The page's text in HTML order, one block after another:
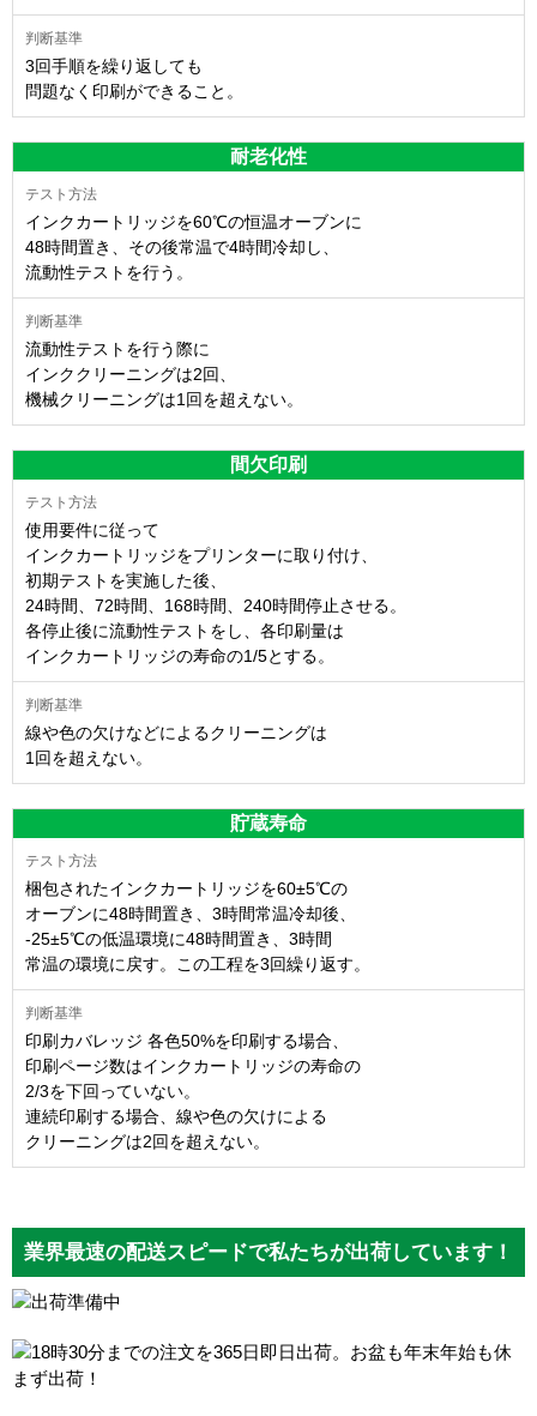
3回手順を繰り返しても
問題なく印刷ができること。
耐老化性
インクカートリッジを60℃の恒温オーブンに
48時間置き、その後常温で4時間冷却し、
流動性テストを行う。
流動性テストを行う際に
インククリーニングは2回、
機械クリーニングは1回を超えない。
間欠印刷
使用要件に従って
インクカートリッジをプリンターに取り付け、
初期テストを実施した後、
24時間、72時間、168時間、240時間停止させる。
各停止後に流動性テストをし、各印刷量は
インクカートリッジの寿命の1/5とする。
線や色の欠けなどによるクリーニングは
1回を超えない。
貯蔵寿命
梱包されたインクカートリッジを60±5℃の
オーブンに48時間置き、3時間常温冷却後、
-25±5℃の低温環境に48時間置き、3時間
常温の環境に戻す。この工程を3回繰り返す。
印刷カバレッジ 各色50%を印刷する場合、
印刷ページ数はインクカートリッジの寿命の
2/3を下回っていない。
連続印刷する場合、線や色の欠けによる
クリーニングは2回を超えない。
業界最速の配送スピードで私たちが出荷しています！